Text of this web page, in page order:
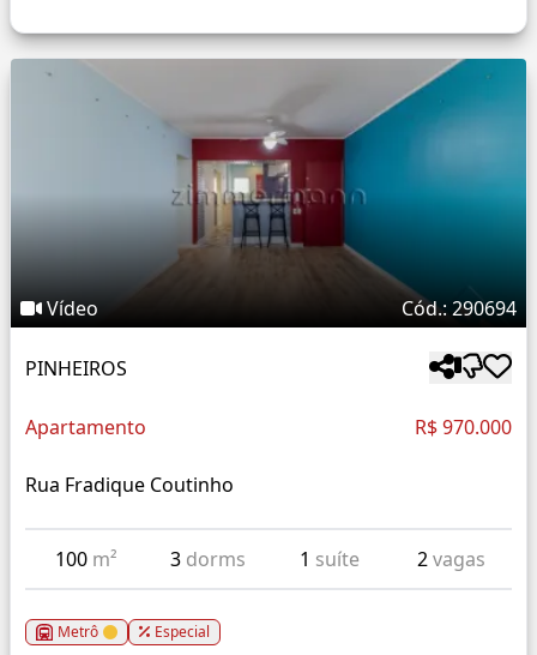
Vídeo Cód.: 290694
PINHEIROS
Apartamento R$ 970.000
Rua Fradique Coutinho
100 m² 3 dorms 1 suíte 2vagas
Metrô Especial